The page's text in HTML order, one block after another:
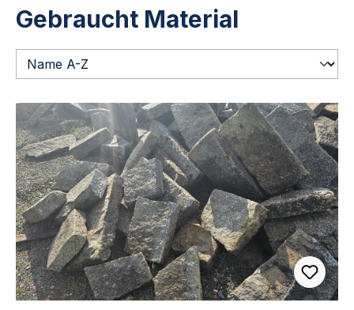
Gebraucht Material